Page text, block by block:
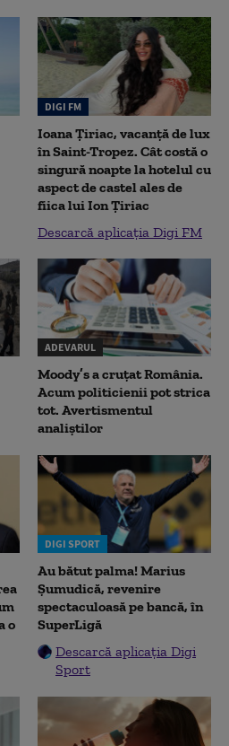
DIGI FM
Ioana Țiriac, vacanță de lux
în Saint-Tropez. Cât costă o
singură noapte la hotelul cu
aspect de castel ales de
fiica lui Ion Țiriac
Descarcă aplicația Digi FM
ADEVARUL
Moody’s a cruțat România.
Acum politicienii pot strica
tot. Avertismentul
analiștilor
o
DIGI SPORT
Au bătut palma! Marius
Șumudică, revenire
spectaculoasă pe bancă, în
SuperLigă
Descarcă aplicația Digi
Sport